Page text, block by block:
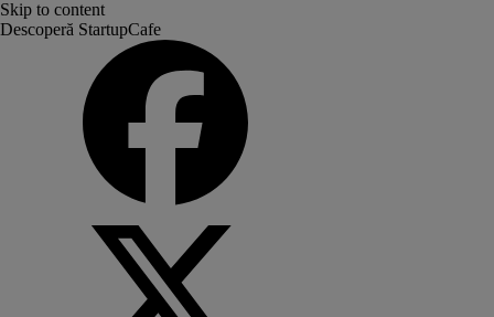
Skip to content
Descoperă StartupCafe